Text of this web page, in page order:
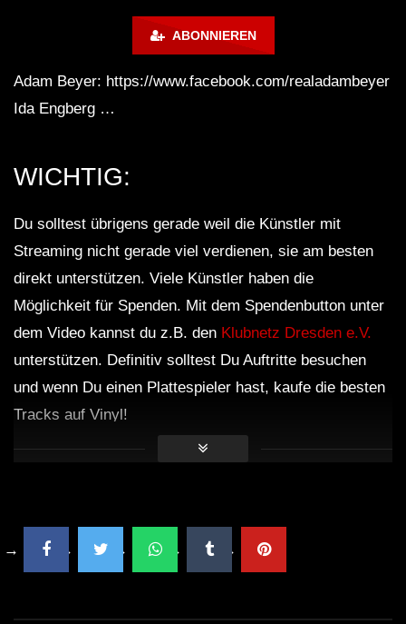
ABONNIEREN
Adam Beyer: https://www.facebook.com/realadambeyer
Ida Engberg …
WICHTIG:
Du solltest übrigens gerade weil die Künstler mit
Streaming nicht gerade viel verdienen, sie am besten
direkt unterstützen. Viele Künstler haben die
Möglichkeit für Spenden. Mit dem Spendenbutton unter
dem Video kannst du z.B. den Klubnetz Dresden e.V.
unterstützen. Definitiv solltest Du Auftritte besuchen
und wenn Du einen Plattespieler hast, kaufe die besten
Tracks auf Vinyl!